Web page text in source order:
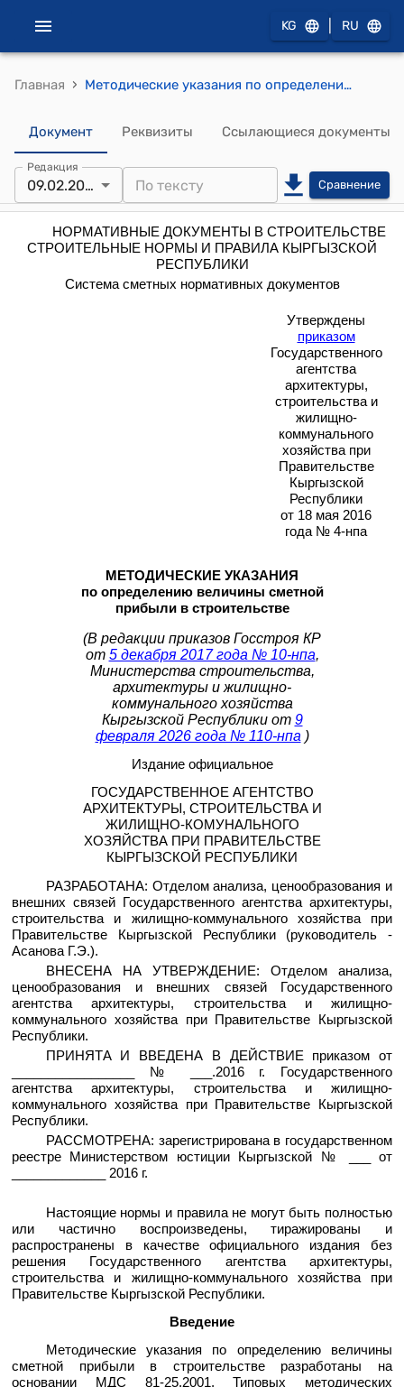
KG RU
Главная › Методические указания по определению величины сметной прибыли в строительстве (утвержден приказом Государственного агентства архитектуры, строительства и жилищно-коммунального хозяйства при Правительстве Кыргызской Республики от 18 мая 2016 года № 4-нпа)
Документ Реквизиты Ссылающиеся документы
Редакция
09.02.2026 Сравнение